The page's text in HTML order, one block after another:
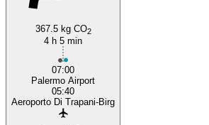
367.5 kg CO2
4 h 5 min
07:00
Palermo Airport
05:40
Aeroporto Di Trapani-Birg